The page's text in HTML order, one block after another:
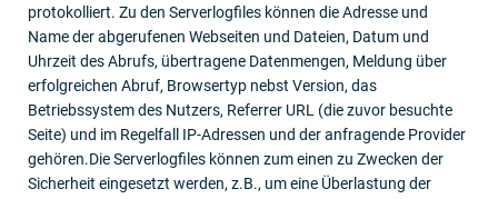
protokolliert. Zu den Serverlogfiles können die Adresse und
Name der abgerufenen Webseiten und Dateien, Datum und
Uhrzeit des Abrufs, übertragene Datenmengen, Meldung über
erfolgreichen Abruf, Browsertyp nebst Version, das
Betriebssystem des Nutzers, Referrer URL (die zuvor besuchte
Seite) und im Regelfall IP-Adressen und der anfragende Provider
gehören.Die Serverlogfiles können zum einen zu Zwecken der
Sicherheit eingesetzt werden, z.B., um eine Überlastung der